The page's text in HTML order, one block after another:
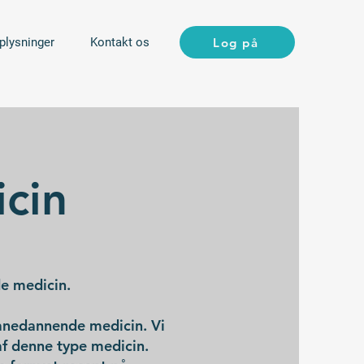
Kontakt os Log på
medicin.
medicin. Vi
denne type medicin.